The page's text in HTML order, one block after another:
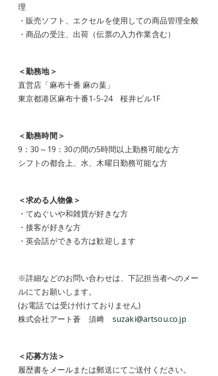
理
・販売ソフト、エクセルを使用しての商品管理全般
・商品の受注、出荷（伝票の入力作業含む）
＜勤務地＞
直営店「麻布十番 麻の葉」
東京都港区麻布十番1-5-24 桜井ビル1F
＜勤務時間＞
9：30～19：30の間の5時間以上勤務可能な方
シフトの都合上、水、木曜日勤務可能な方
＜求める人物像＞
・てぬぐいや和雑貨が好きな方
・接客が好きな方
・英会話ができる方は歓迎します
※詳細などのお問い合わせは、下記担当者へのメー
ルにてお願いします。
(お電話では受け付けておりません)
株式会社アート蒼 須﨑 suzaki@artsou.co.jp
＜応募方法＞
履歴書をメールまたは郵送にてご送付ください。